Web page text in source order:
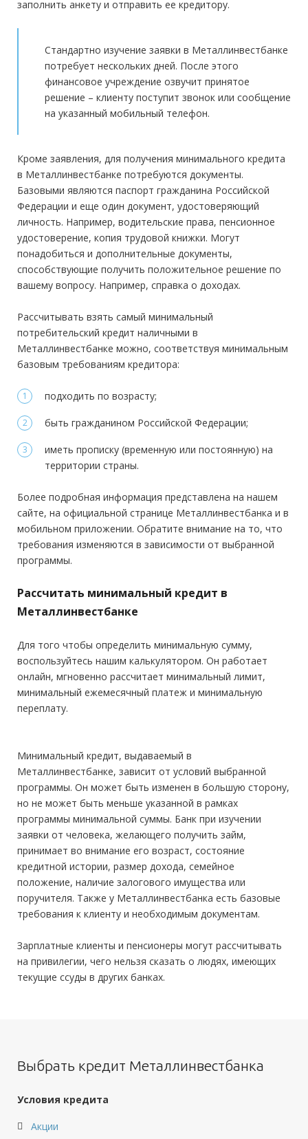
заполнить анкету и отправить ее кредитору.
Стандартно изучение заявки в Металлинвестбанке
потребует нескольких дней. После этого
финансовое учреждение озвучит принятое
решение – клиенту поступит звонок или сообщение
на указанный мобильный телефон.
Кроме заявления, для получения минимального кредита
в Металлинвестбанке потребуются документы.
Базовыми являются паспорт гражданина Российской
Федерации и еще один документ, удостоверяющий
личность. Например, водительские права, пенсионное
удостоверение, копия трудовой книжки. Могут
понадобиться и дополнительные документы,
способствующие получить положительное решение по
вашему вопросу. Например, справка о доходах.
Рассчитывать взять самый минимальный
потребительский кредит наличными в
Металлинвестбанке можно, соответствуя минимальным
базовым требованиям кредитора:
подходить по возрасту;
быть гражданином Российской Федерации;
иметь прописку (временную или постоянную) на
территории страны.
Более подробная информация представлена на нашем
сайте, на официальной странице Металлинвестбанка и в
мобильном приложении. Обратите внимание на то, что
требования изменяются в зависимости от выбранной
программы.
Рассчитать минимальный кредит в
Металлинвестбанке
Для того чтобы определить минимальную сумму,
воспользуйтесь нашим калькулятором. Он работает
онлайн, мгновенно рассчитает минимальный лимит,
минимальный ежемесячный платеж и минимальную
переплату.
Минимальный кредит, выдаваемый в
Металлинвестбанке, зависит от условий выбранной
программы. Он может быть изменен в большую сторону,
но не может быть меньше указанной в рамках
программы минимальной суммы. Банк при изучении
заявки от человека, желающего получить займ,
принимает во внимание его возраст, состояние
кредитной истории, размер дохода, семейное
положение, наличие залогового имущества или
поручителя. Также у Металлинвестбанка есть базовые
требования к клиенту и необходимым документам.
Зарплатные клиенты и пенсионеры могут рассчитывать
на привилегии, чего нельзя сказать о людях, имеющих
текущие ссуды в других банках.
Выбрать кредит Металлинвестбанка
Условия кредита
Акции